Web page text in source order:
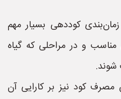
کوددهی بسیار مهم
و در مراحلی که گیاه
شوند.
کود نیز بر کارایی آن